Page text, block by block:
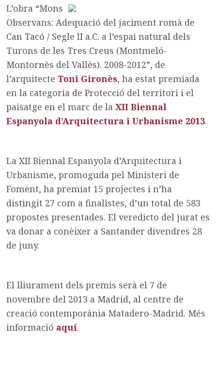
L’obra “Mons
Observans: Adequació del jaciment romà de
Can Tacó / Segle II a.C. a l’espai natural dels
Turons de les Tres Creus (Montmeló-
Montornès del Vallès). 2008-2012”, de
l’arquitecte Toni Gironès, ha estat premiada
en la categoria de Protecció del territori i el
paisatge en el marc de laXII Biennal
Espanyola d’Arquitectura i Urbanisme 2013.
La XII Biennal Espanyola d’Arquitectura i
Urbanisme, promoguda pel Ministeri de
Foment, ha premiat 15 projectes i n’ha
distingit 27 com a finalistes, d’un total de 583
propostes presentades. El veredicto del jurat es
va donar a conèixer a Santander divendres 28
de juny.
El lliurament dels premis serà el 7 de
novembre del 2013 a Madrid, al centre de
creació contemporània Matadero-Madrid. Més
informació aquí.